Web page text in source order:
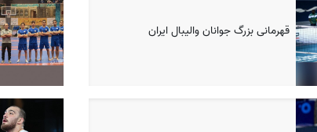
قهرمانی بزرگ جوانان والیبال ایران